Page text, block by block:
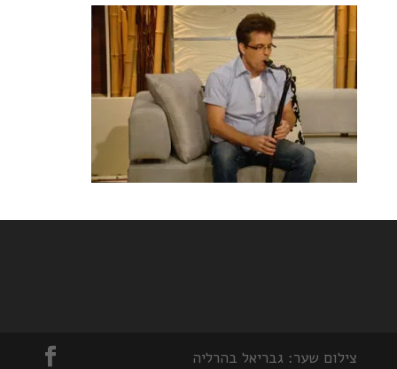
צילום שער: גבריאל בהרליה